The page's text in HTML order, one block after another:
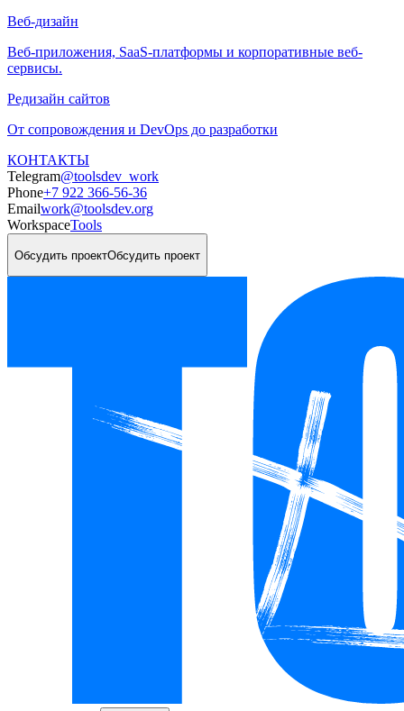
Веб-дизайн
Веб-приложения, SaaS-платформы и корпоративные веб-
сервисы.
Редизайн сайтов
От сопровождения и DevOps до разработки
КОНТАКТЫ
Telegram@toolsdev_work
Phone+7 922 366-56-36
Emailwork@toolsdev.org
WorkspaceTools
Обсудить проектОбсудить проект